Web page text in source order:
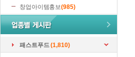
창업아이템홍보(985)
패스트푸드 (1,810)